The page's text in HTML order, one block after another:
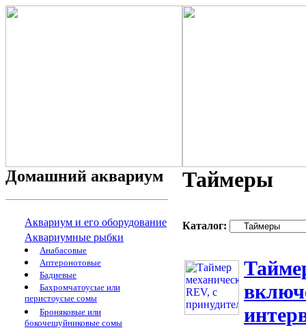
Домашний аквариум
Аквариум и его оборудование
Аквариумные рыбки
Анабасовые
Аптеронотовые
Бадиевые
Бахромчатоусые или
перистоусые сомы
Броняковые или
бокочешуйниковые сомы
Таймеры
Каталог: